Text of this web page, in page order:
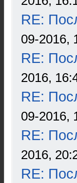
RE:
09-2016,
RE:
2016,
RE:
09-2016,
RE:
2016,
RE: